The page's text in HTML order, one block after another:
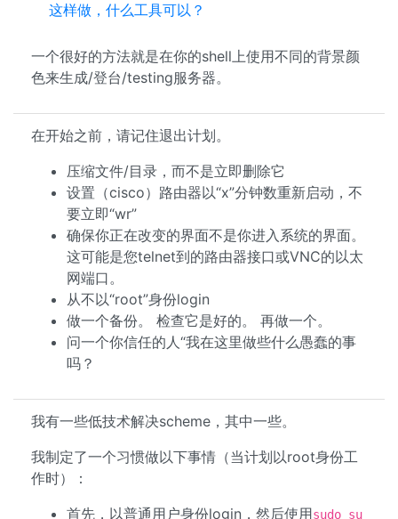
这样做，什么工具可以？
一个很好的方法就是在你的shell上使用不同的背景颜
色来生成/登台/testing服务器。
在开始之前，请记住退出计划。
压缩文件/目录，而不是立即删除它
设置（cisco）路由器以“x”分钟数重新启动，不
要立即“wr”
确保你正在改变的界面不是你进入系统的界面。
这可能是您telnet到的路由器接口或VNC的以太
网端口。
从不以“root”身份login
做一个备份。 检查它是好的。 再做一个。
问一个你信任的人“我在这里做些什么愚蠢的事
吗？
我有一些低技术解决scheme，其中一些。
我制定了一个习惯做以下事情（当计划以root身份工
作时）：
首先，以普通用户身份login，然后使用sudo su